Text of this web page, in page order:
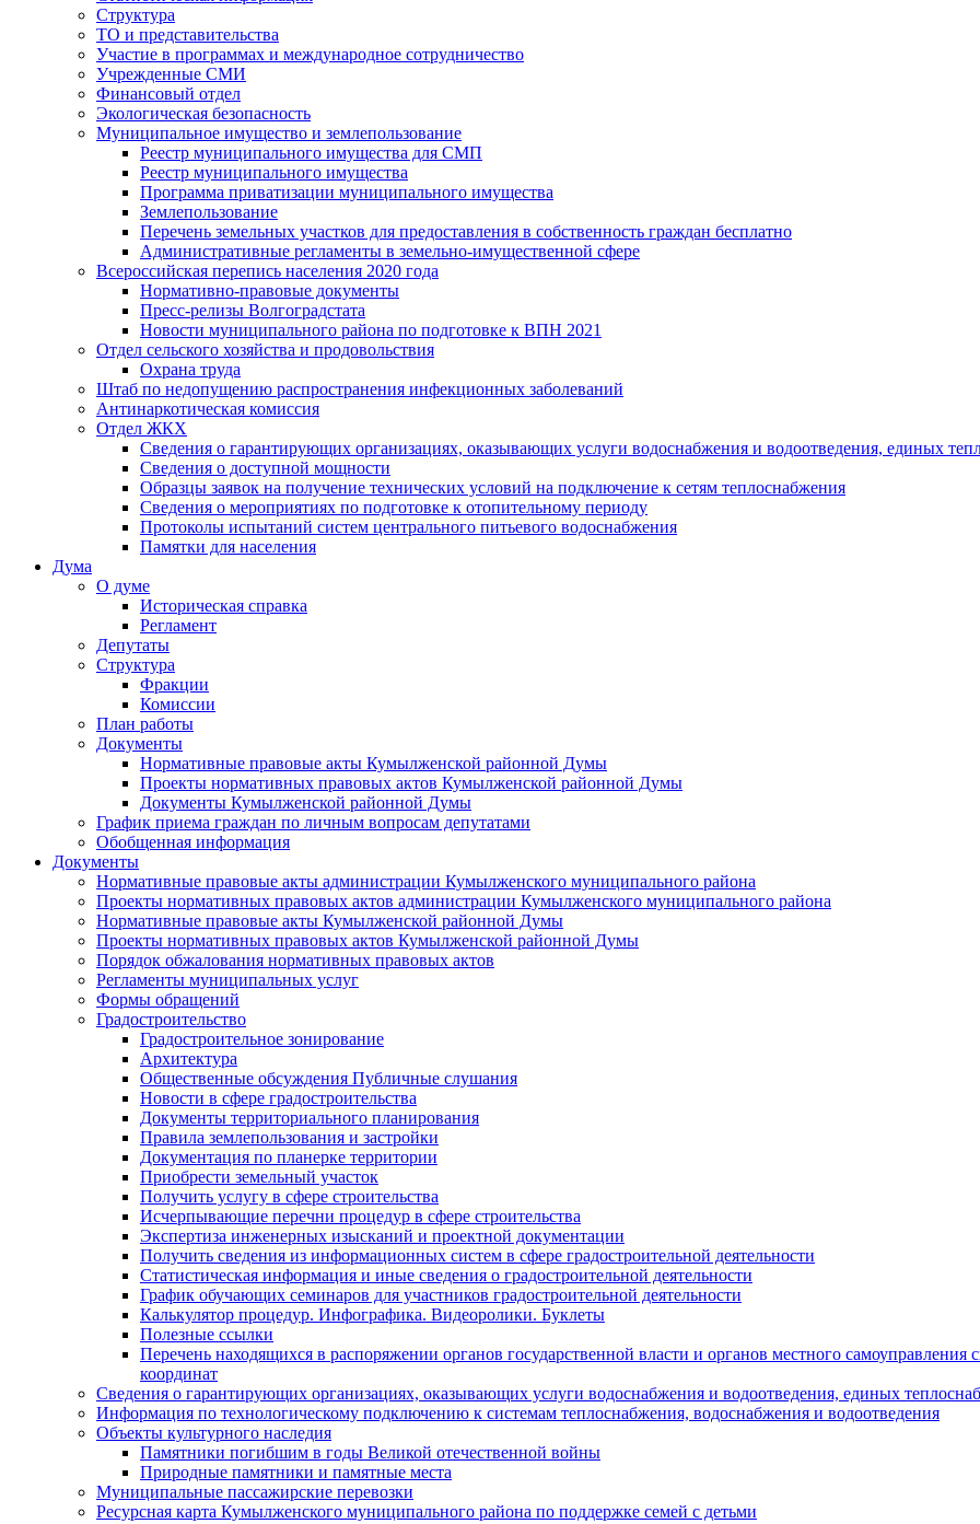
Структура
ТО и представительства
Участие в программах и международное сотрудничество
Учрежденные СМИ
Финансовый отдел
Экологическая безопасность
Муниципальное имущество и землепользование
Реестр муниципального имущества для СМП
Реестр муниципального имущества
Программа приватизации муниципального имущества
Землепользование
Перечень земельных участков для предоставления в собственность граждан бесплатно
Административные регламенты в земельно-имущественной сфере
Всероссийская перепись населения 2020 года
Нормативно-правовые документы
Пресс-релизы Волгоградстата
Новости муниципального района по подготовке к ВПН 2021
Отдел сельского хозяйства и продовольствия
Охрана труда
Штаб по недопущению распространения инфекционных заболеваний
Антинаркотическая комиссия
Отдел ЖКХ
Сведения о гарантирующих организациях, оказывающих услуги водоснабжения и водоотведения, единых
Сведения о доступной мощности
Образцы заявок на получение технических условий на подключение к сетям теплоснабжения
Сведения о мероприятиях по подготовке к отопительному периоду
Протоколы испытаний систем центрального питьевого водоснабжения
Памятки для населения
Дума
О думе
Историческая справка
Регламент
Депутаты
Структура
Фракции
Комиссии
План работы
Документы
Нормативные правовые акты Кумылженской районной Думы
Проекты нормативных правовых актов Кумылженской районной Думы
Документы Кумылженской районной Думы
График приема граждан по личным вопросам депутатами
Обобщенная информация
Документы
Нормативные правовые акты администрации Кумылженского муниципального района
Проекты нормативных правовых актов администрации Кумылженского муниципального района
Нормативные правовые акты Кумылженской районной Думы
Проекты нормативных правовых актов Кумылженской районной Думы
Порядок обжалования нормативных правовых актов
Регламенты муниципальных услуг
Формы обращений
Градостроительство
Градостроительное зонирование
Архитектура
Общественные обсуждения Публичные слушания
Новости в сфере градостроительства
Документы территориального планирования
Правила землепользования и застройки
Документация по планерке территории
Приобрести земельный участок
Получить услугу в сфере строительства
Исчерпывающие перечни процедур в сфере строительства
Экспертиза инженерных изысканий и проектной документации
Получить сведения из информационных систем в сфере градостроительной деятельности
Статистическая информация и иные сведения о градостроительной деятельности
График обучающих семинаров для участников градостроительной деятельности
Калькулятор процедур. Инфографика. Видеоролики. Буклеты
Полезные ссылки
Перечень находящихся в распоряжении органов государственной власти и органов местного
координат
Сведения о гарантирующих организациях, оказывающих услуги водоснабжения и водоотведения, единых
Информация по технологическому подключению к системам теплоснабжения, водоснабжения и водоотведения
Объекты культурного наследия
Памятники погибшим в годы Великой отечественной войны
Природные памятники и памятные места
Муниципальные пассажирские перевозки
Ресурсная карта Кумылженского муниципального района по поддержке семей с детьми